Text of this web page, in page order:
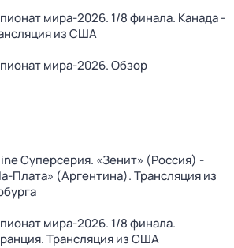
мира-2026. 1/8 финала. Канада -
из США
мира-2026. Обзор
Суперсерия. «Зенит» (Россия) -
Плата» (Аргентина). Трансляция из
мира-2026. 1/8 финала.
Трансляция из США